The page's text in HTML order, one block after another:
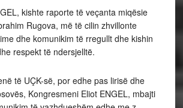
kishte raporte të veçanta miqësie
Rugova, më të cilin zhvillonte
dhe komunikim të rregullt dhe kishin
respekt të ndersjelltë.
të UÇK-së, por edhe pas lirisë dhe
Kongresmeni Eliot ENGEL, mbajti